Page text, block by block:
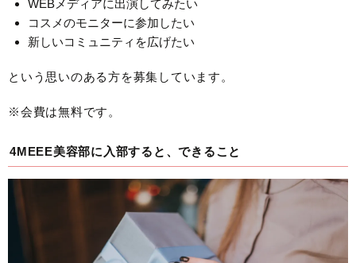
WEBメディアに出演してみたい
コスメのモニターに参加したい
新しいコミュニティを広げたい
という思いのある方を募集しています。
※会費は無料です。
4MEEE美容部に入部すると、できること